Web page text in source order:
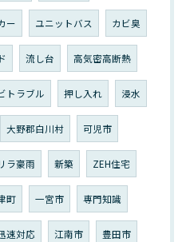
ー ユニットバス カビ臭
流し台 高気密高断熱
トラブル 押し入れ 浸水
大野郡白川村 可児市
ラ豪雨 新築 ZEH住宅
町 一宮市 専門知識
速対応 江南市 豊田市